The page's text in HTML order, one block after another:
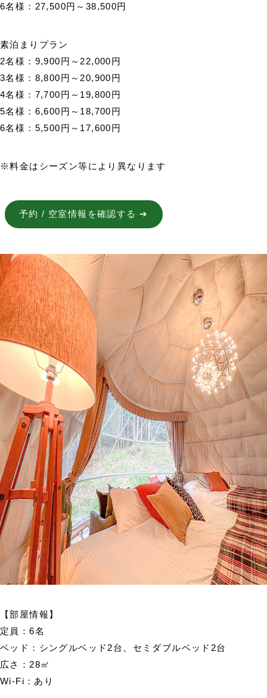
6名様：27,500円～38,500円
素泊まりプラン
2名様：9,900円～22,000円
3名様：8,800円～20,900円
4名様：7,700円～19,800円
5名様：6,600円～18,700円
6名様：5,500円～17,600円
※料金はシーズン等により異なります
予約 / 空室情報を確認する ➔
【部屋情報】
定員：6名
ベッド：シングルベッド2台、セミダブルベッド2台
広さ：28㎡
Wi-Fi：あり